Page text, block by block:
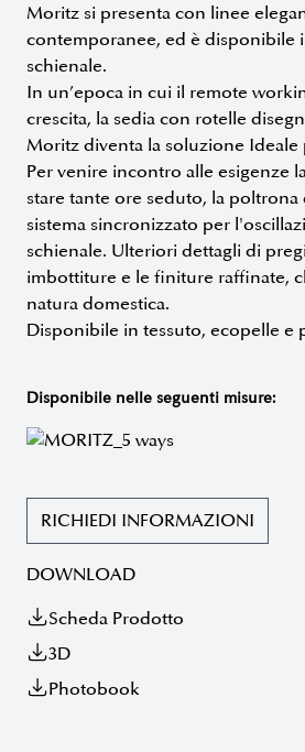
Moritz si presenta con linee
contemporanee, ed è disponibile
schienale.
In un’epoca in cui il remote
crescita, la sedia con rotelle
Moritz diventa la soluzione
Per venire incontro alle esigenze
stare tante ore seduto, la
sistema sincronizzato per
schienale. Ulteriori dettagli di
imbottiture e le finiture raffinate,
natura domestica.
Disponibile in tessuto, ecopelle e
Disponibile nelle seguenti misure:
RICHIEDI INFORMAZIONI
DOWNLOAD
Scheda Prodotto
3D
Photobook